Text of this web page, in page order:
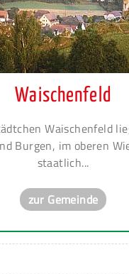
Waischenfeld
Waischenfeld
Burgen, im oberen
staatlich...
zur Gemeinde